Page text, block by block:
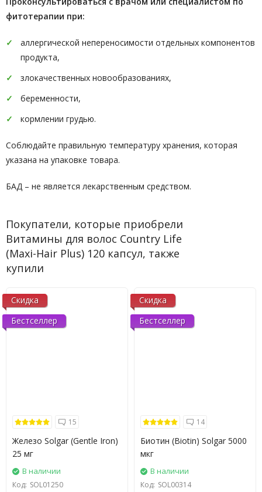
фитотерапии при:
аллергической непереносимости отдельных компонентов
продукта,
злокачественных новообразованиях,
беременности,
кормлении грудью.
Соблюдайте правильную температуру хранения, которая
указана на упаковке товара.
БАД – не является лекарственным средством.
Покупатели, которые приобрели
Витамины для волос Country Life
(Maxi-Hair Plus) 120 капсул, также
купили
Скидка
Бестселлер
15
Железо Solgar (Gentle Iron)
25 мг
В наличии
Код: SOL01250
Скидка
Бестселлер
14
Биотин (Biotin) Solgar 5000
мкг
В наличии
Код: SOL00314